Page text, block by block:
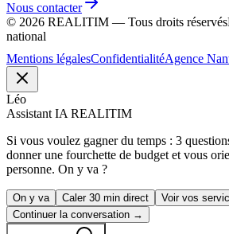
Nous contacter
© 2026 REALITIM — Tous droits réservés
national
Mentions légalesConfidentialitéAgence
Léo
Assistant IA REALITIM
Si vous voulez gagner du temps : 3
donner une fourchette de budget et vous
personne. On y va ?
On y va Caler 30 min direct
Voir vos
Continuer la conversation →